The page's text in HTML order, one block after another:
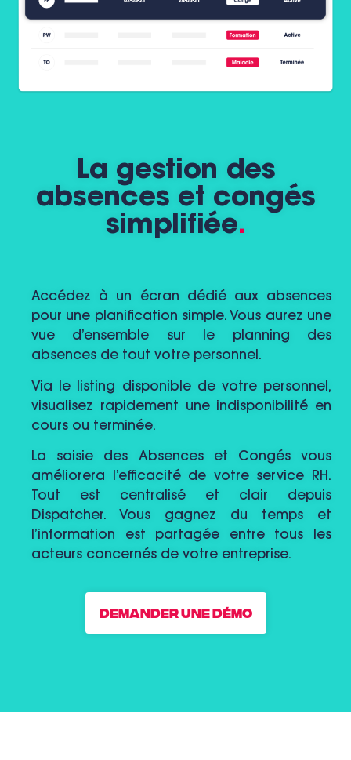
La gestion des
absences et congés
simplifiée.
Accédez à un écran dédié aux absences
pour une planification simple. Vous aurez une
vue d’ensemble sur le planning des
absences de tout votre personnel.
Via le listing disponible de votre personnel,
visualisez rapidement une indisponibilité en
cours ou terminée.
La saisie des Absences et Congés vous
améliorera l’efficacité de votre service RH.
Tout est centralisé et clair depuis
Dispatcher. Vous gagnez du temps et
l’information est partagée entre tous les
acteurs concernés de votre entreprise.
Demander une démo